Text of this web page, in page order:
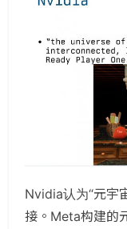
Nvidia认为“元宇
接。Meta构建的